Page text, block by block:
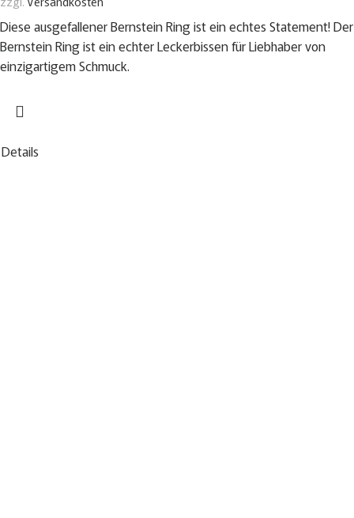
Diese ausgefallener Bernstein Ring ist ein echtes Statement! Der
Bernstein Ring ist ein echter Leckerbissen für Liebhaber von
einzigartigem Schmuck.
Details